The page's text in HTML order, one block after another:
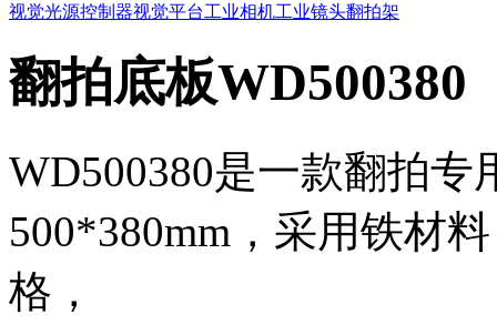
视觉光源控制器视觉平台工业相机工业镜头翻拍架
翻拍底板WD500380
WD500380是一款翻拍专
500*380mm，采用铁材
格，